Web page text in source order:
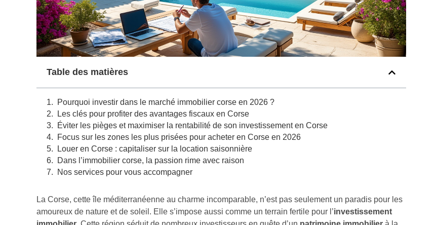
Table des matières
Pourquoi investir dans le marché immobilier corse en 2026 ?
Les clés pour profiter des avantages fiscaux en Corse
Éviter les pièges et maximiser la rentabilité de son investissement en Corse
Focus sur les zones les plus prisées pour acheter en Corse en 2026
Louer en Corse : capitaliser sur la location saisonnière
Dans l’immobilier corse, la passion rime avec raison
Nos services pour vous accompagner
La Corse, cette île méditerranéenne au charme incomparable, n’est pas seulement un paradis pour les
amoureux de nature et de soleil. Elle s’impose aussi comme un terrain fertile pour l’investissement